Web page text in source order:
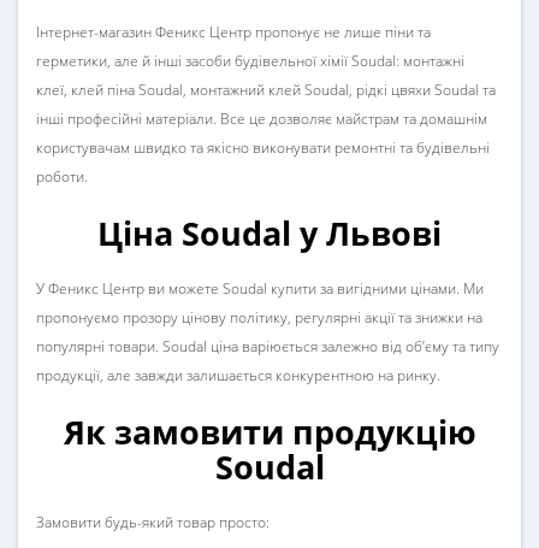
Інтернет-магазинФеникс Центр пропонує не лише піни та
герметики, але й інші засобибудівельної хімії Soudal: монтажні
клеї, клей піна Soudal, монтажний клей Soudal, рідкі цвяхи Soudal та
інші професійні матеріали. Все це дозволяє майстрам та домашнім
користувачам швидко та якісно виконувати ремонтні та будівельні
роботи.
Ціна Soudal у Львові
УФеникс Центр ви можете Soudal купитиза вигідними цінами. Ми
пропонуємо прозору цінову політику, регулярні акції та знижки на
популярні товари. Soudal ціна варіюється залежно від об’єму та типу
продукції, але завжди залишається конкурентною на ринку.
Як замовити продукцію
Soudal
Замовити будь-який товар просто: